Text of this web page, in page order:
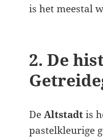
is het meestal
2. De
DeAltstadtis
pastelkleurige